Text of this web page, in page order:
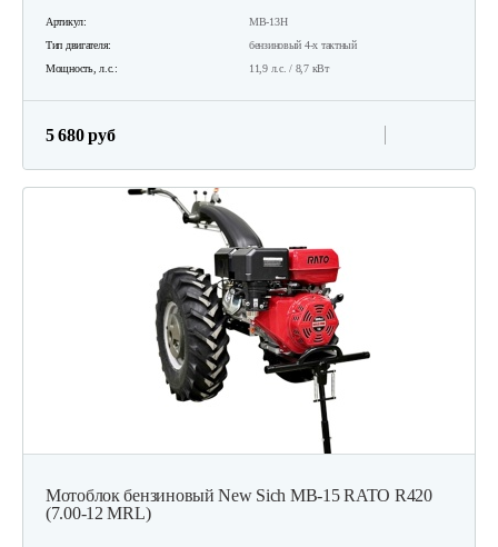
Артикул:
MB-13H
Тип двигателя:
бензиновый 4-х тактный
Мощность, л.с.:
11,9 л.с. / 8,7 кВт
5 680 руб
Мотоблок бензиновый New Sich MB-15 RATO R420
(7.00-12 MRL)